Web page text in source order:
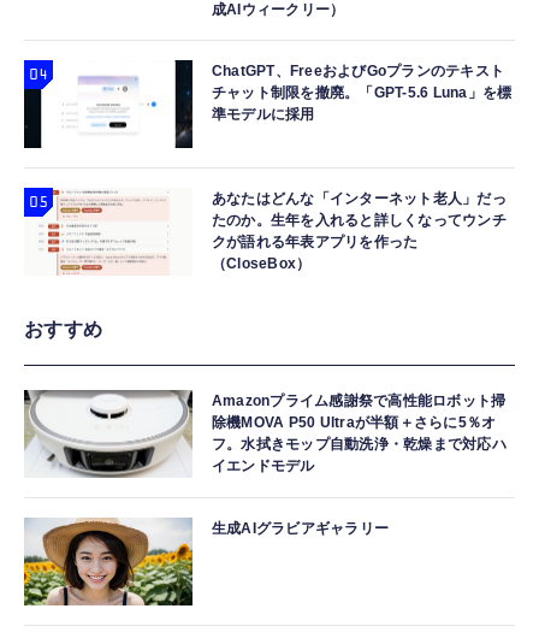
成AIウィークリー）
ChatGPT、FreeおよびGoプランのテキスト
チャット制限を撤廃。「GPT-5.6 Luna」を標
準モデルに採用
あなたはどんな「インターネット老人」だっ
たのか。生年を入れると詳しくなってウンチ
クが語れる年表アプリを作った
（CloseBox）
おすすめ
Amazonプライム感謝祭で高性能ロボット掃
除機MOVA P50 Ultraが半額＋さらに5％オ
フ。水拭きモップ自動洗浄・乾燥まで対応ハ
イエンドモデル
生成AIグラビアギャラリー